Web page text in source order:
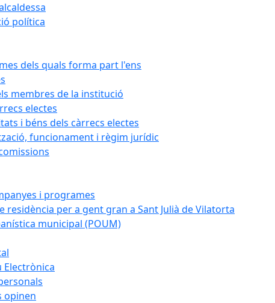
política
dels quals forma part l'ens
membres de la institució
electes
i béns dels càrrecs electes
funcionament i règim jurídic
i programes
residència per a gent gran a Sant Julià de Vilatorta
municipal (POUM)
Electrònica
opinen